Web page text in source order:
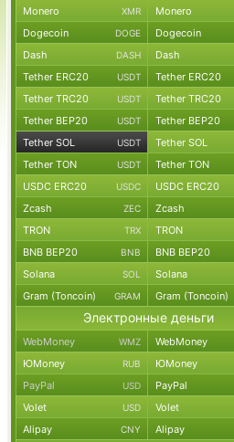
Monero XMR Monero
Dogecoin DOGE Dogecoin
Dash DASH Dash
Tether ERC20 USDT Tether ERC20
Tether TRC20 USDT Tether TRC20
Tether BEP20 USDT Tether BEP20
Tether SOL USDT Tether SOL
Tether TON USDT Tether TON
USDC ERC20 USDC USDC ERC20
Zcash ZEC Zcash
TRON TRX TRON
BNB BEP20 BNB BNB BEP20
Solana SOL Solana
Gram (Toncoin) GRAM Gram (Toncoin)
Электронные деньги
WebMoney WMZ WebMoney
ЮMoney RUB ЮMoney
PayPal USD PayPal
Volet USD Volet
Alipay CNY Alipay